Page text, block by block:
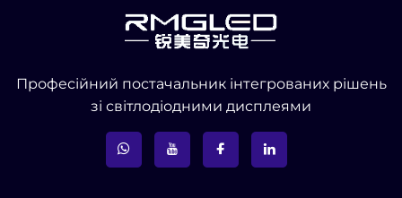
Професійний постачальник інтегрованих рішень
зі світлодіодними дисплеями